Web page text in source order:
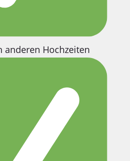
anderen Hochzeiten